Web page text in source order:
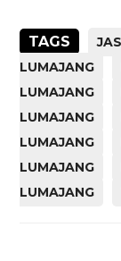
TAGS
LUMAJANG
LUMAJANG
LUMAJANG
LUMAJANG
LUMAJANG
LUMAJANG